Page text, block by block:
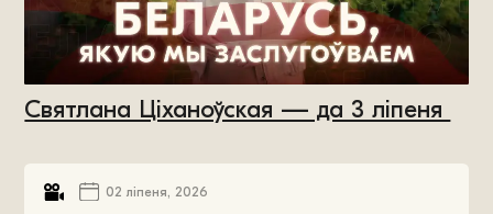
Святлана Ціханоўская — да 3 ліпеня
02 ліпеня, 2026